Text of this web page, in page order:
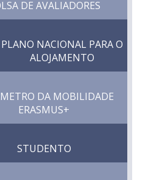
DE AVALIADORES
PLANO NACIONAL PARA O
ALOJAMENTO
DA MOBILIDADE
ERASMUS+
STUDENTO